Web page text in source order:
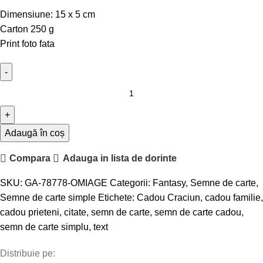
Dimensiune: 15 x 5 cm
Carton 250 g
Print foto fata
Adaugă în coș
Compara Adauga in lista de dorinte
SKU: GA-78778-OMIAGE Categorii: Fantasy, Semne de carte,
Semne de carte simple Etichete: Cadou Craciun, cadou familie,
cadou prieteni, citate, semn de carte, semn de carte cadou,
semn de carte simplu, text
Distribuie pe: